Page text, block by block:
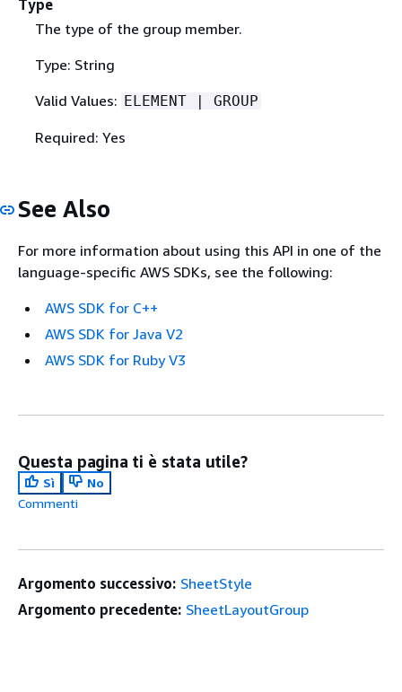
Type
The type of the group member.
Type: String
Valid Values: ELEMENT | GROUP
Required: Yes
See Also
For more information about using this API in one of the
language-specific AWS SDKs, see the following:
AWS SDK for C++
AWS SDK for Java V2
AWS SDK for Ruby V3
Questa pagina ti è stata utile?
Sì
No
Commenti
Argomento successivo: SheetStyle
Argomento precedente: SheetLayoutGroup